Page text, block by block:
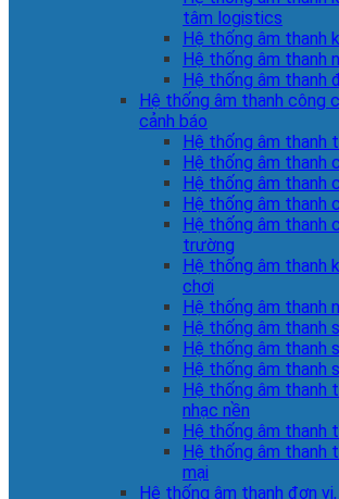
tâm logistics
Hệ thống âm thanh
Hệ thống âm thanh
Hệ thống âm thanh
Hệ thống âm thanh công
cảnh báo
Hệ thống âm thanh
Hệ thống âm thanh
Hệ thống âm thanh
Hệ thống âm thanh
Hệ thống âm thanh
trường
Hệ thống âm thanh
chơi
Hệ thống âm thanh
Hệ thống âm thanh
Hệ thống âm thanh
Hệ thống âm thanh
Hệ thống âm thanh
nhạc nền
Hệ thống âm thanh
Hệ thống âm thanh
mại
Hệ thống âm thanh đơn